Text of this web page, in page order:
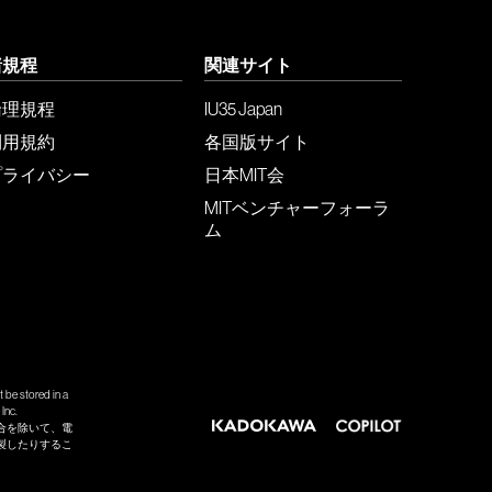
程
規程
規約
イバシー
関連サイト
IU35 Japan
各国版サイト
日本MIT会
MITベンチャーフォーラ
ム
be stored in a
を除いて、電
したりするこ